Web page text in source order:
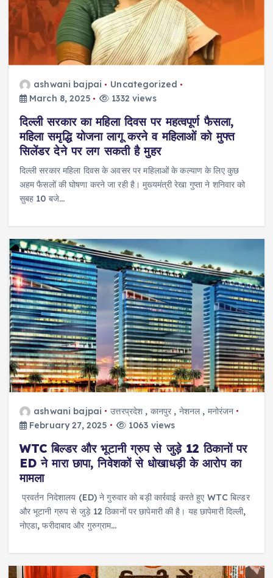
ashwani bajpai
Uncategorized
March 8, 2025
1332 views
दिल्ली सरकार का महिला दिवस पर महत्वपूर्ण फैसला,
महिला समृद्धि योजना लागू करने व महिलाओं को मुफ्त
सिलेंडर देने पर लग सकती है मुहर
दिल्ली सरकार महिला दिवस के अवसर पर महिलाओं के कल्याण के लिए कुछ
अहम फैसलों की घोषणा करने जा रही है। मुख्यमंत्री रेखा गुप्ता ने शनिवार को
सुबह 10 बजे…
ashwani bajpai उत्तरप्रदेश , कानपुर , नेशनल, मनोरंजन
February 27, 2025
1063 views
WTC बिल्डर और भूटानी ग्रुप से जुड़े 12 ठिकानों पर
ED ने मारा छापा, निवेशकों से धोखाधड़ी के आरोप का
मामला
प्रवर्तन निदेशालय (ED) ने गुरुवार को बड़ी कार्रवाई करते हुए WTC बिल्डर
और भूटानी ग्रुप से जुड़े 12 ठिकानों पर छापेमारी की है। यह छापेमारी दिल्ली,
नोएडा, फरीदाबाद और गुरुग्राम…